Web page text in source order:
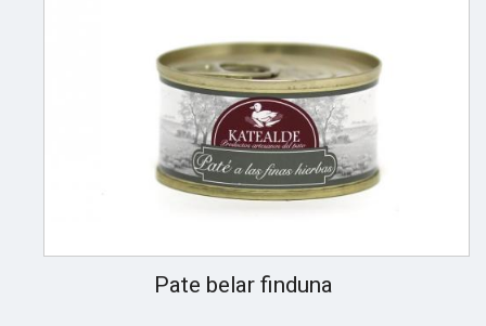
Pate belar finduna